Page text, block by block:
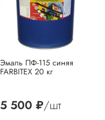
Эмаль ПФ-115 синяя
FARBITEX 20 кг
5 500 ₽/шт